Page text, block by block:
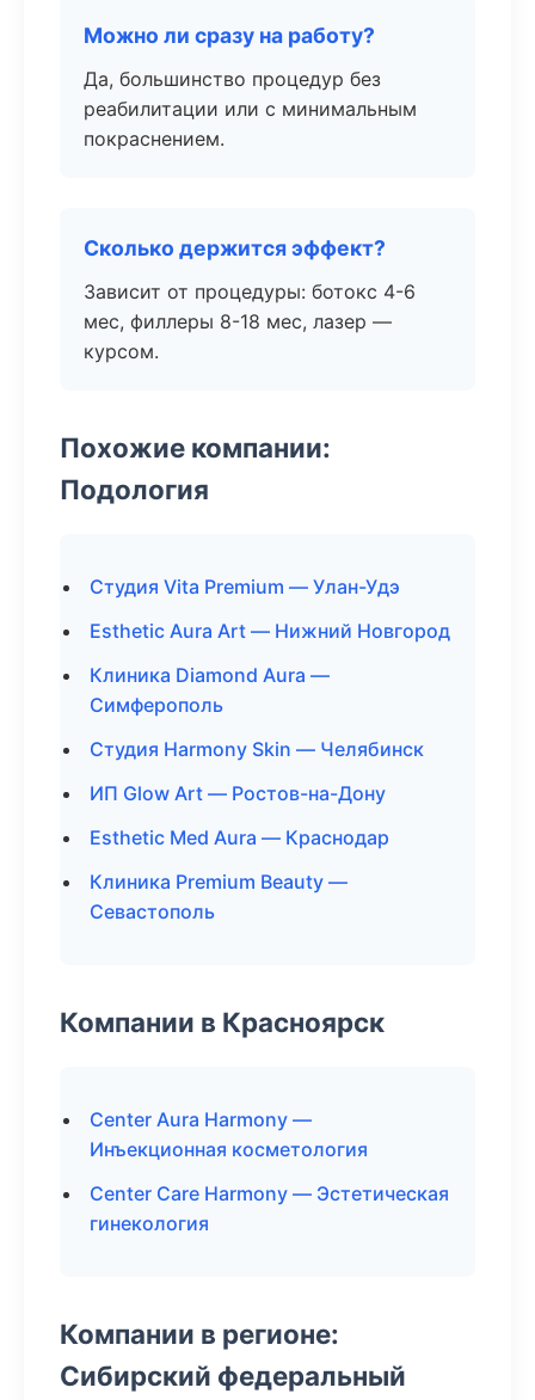
Можно ли сразу на работу?
Да, большинство процедур без
реабилитации или с минимальным
покраснением.
Сколько держится эффект?
Зависит от процедуры: ботокс 4-6
мес, филлеры 8-18 мес, лазер —
курсом.
Похожие компании:
Подология
Студия Vita Premium — Улан-Удэ
Esthetic Aura Art — Нижний Новгород
Клиника Diamond Aura —
Симферополь
Студия Harmony Skin — Челябинск
ИП Glow Art — Ростов-на-Дону
Esthetic Med Aura — Краснодар
Клиника Premium Beauty —
Севастополь
Компании в Красноярск
Center Aura Harmony —
Инъекционная косметология
Center Care Harmony — Эстетическая
гинекология
Компании в регионе:
Сибирский федеральный